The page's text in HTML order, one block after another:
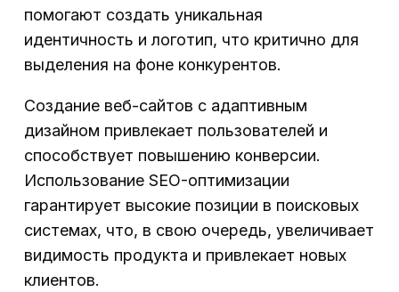
помогают создать уникальная
идентичность и логотип, что критично для
выделения на фоне конкурентов.
Создание веб-сайтов с адаптивным
дизайном привлекает пользователей и
способствует повышению конверсии.
Использование SEO-оптимизации
гарантирует высокие позиции в поисковых
системах, что, в свою очередь, увеличивает
видимость продукта и привлекает новых
клиентов.